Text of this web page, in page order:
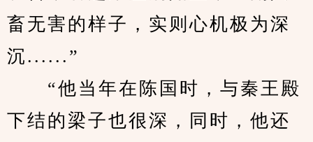
畜无害的样子，实则心机极为深
沉......”
“他当年在陈国时，与秦王殿
下结的梁子也很深，同时，他还